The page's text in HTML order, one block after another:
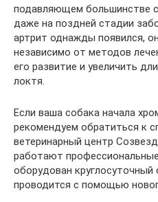
подавляющем большинстве
даже на поздней стадии
артрит однажды появился,
независимо от методов
его развитие и увеличить
локтя.
Если ваша собака начала
рекомендуем обратиться к
ветеринарный центр
работают
оборудован круглосуточный
проводится с помощью